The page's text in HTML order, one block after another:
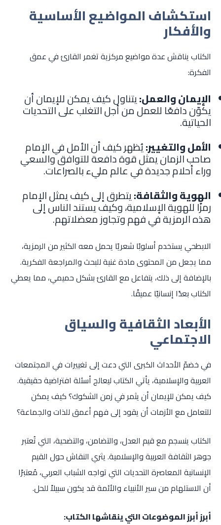
استكشاف المواضيع الأساسية
والأفكار
الكتاب يناقش عدة مواضيع مركزية تغمر القارئ في عمق
الفكرة:
الإيمان والعمل:يتناول كيف يمكن للإيمان أن
يكوّن دافعًا للعمل من أجل التغلب على التحديات
الحياتية.
الأمل والتغيير:يُظهر كيف أن الأمل في الإمام
صاحب الزمان يمثل قوة دافعة للتوافق والسعي
وراء أحلام جديدة في عالم مليء بالصراعات.
الهوية والثقافة:يتطرق إلى كيف يمثل الإمام
رمزًا للهوية الإسلامية، وكيف يستند الناس إلى
هذه الرمزية في فهم وتجاوز معضلاتهم.
الابطحي يستخدم أسلوبًا شعريًا يحمل معه الكثير من الرمزية،
مما يجعل من المحتوى مادة غنية للبحث والمراجعة الفكرية.
بالإضافة إلى ذلك، يتفاعل مع القارئ بشكل حميمي، مما يعطي
الكتاب بعدًا إنسانيًا عميقًا.
الأبعاد الثقافية والسياق
الاجتماعي
في خضمّ الأحداث الكبرى التي دعت إلى تغييرات في المجتمعات
العربية والإسلامية، يأتي الكتاب ليعالج أسئلة افتراضية حقيقية.
كيف يمكن للإيمان أن يثمر في زمن الشكوك؟ كيف يمكن
للتعامل مع الأزمات أن يقود إلى فهم أعمق للذات والجماعة؟
الكتاب ينسجم مع قيم العدل، والتضامن، والتضحية، التي تُعتبر
جوهر الثقافة العربية والإسلامية. يثري النقاش حول القيم
الإنسانية المعاصرة التحديات التي تواجه الشباب العربي، مُعتبرًا
أن الاستلهام من سير الأنبياء والأئمة قد يكون سبيلاً للحل.
أبرز أبرز الموضوعات التي ينقاشها الكتاب: